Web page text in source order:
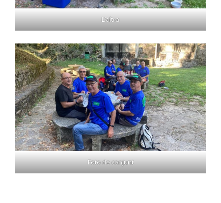
L’altra
Foto de conjunt